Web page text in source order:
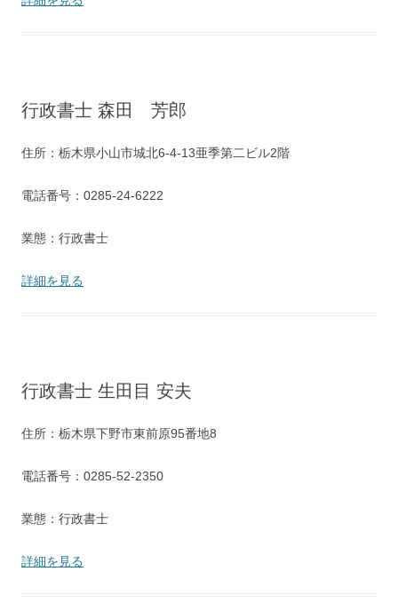
行政書士 森田 芳郎
住所：栃木県小山市城北6-4-13亜季第二ビル2階
電話番号：0285-24-6222
業態：行政書士
詳細を見る
行政書士 生田目 安夫
住所：栃木県下野市東前原95番地8
電話番号：0285-52-2350
業態：行政書士
詳細を見る